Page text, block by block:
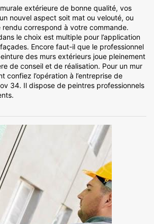
extérieure de bonne qualité, vos
nouvel aspect soit mat ou velouté, ou
rendu correspond à votre commande.
le choix est multiple pour l’application
Encore faut-il que le professionnel
des murs extérieurs joue pleinement
de conseil et de réalisation. Pour un mur
confiez l’opération à l’entreprise de
34. Il dispose de peintres professionnels